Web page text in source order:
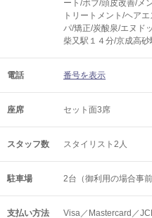
ート/ボブ/頭皮改善/メ
トリートメント/ヘア
パ/矯正/炭酸泉/エヌド
柴又駅１４分/京成高砂
電話 番号を表示
座席 セット面3席
スタッフ数 スタイリスト2人
駐車場 2台（御利用の場合事
支払い方法
Visa／Mastercard／